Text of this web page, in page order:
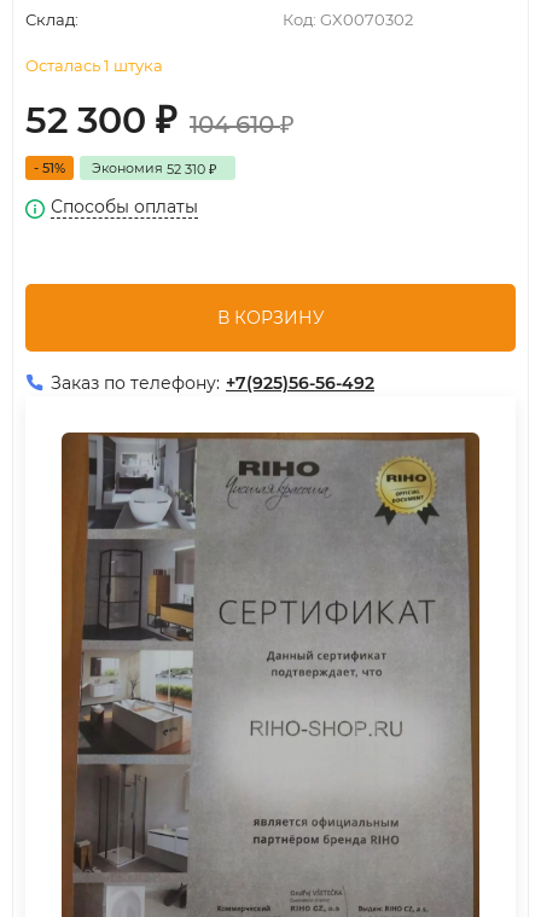
Код: GX0070302
Склад:
Осталась 1 штука
52 300 ₽ 104 610₽
- 51% Экономия 52 310 ₽
Способы оплаты
В КОРЗИНУ
Заказ по телефону: +7(925)56-56-492